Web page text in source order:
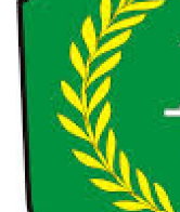
PEMERINTAHAN
SEJARAH
DOKUMENTASI
VISI MISI